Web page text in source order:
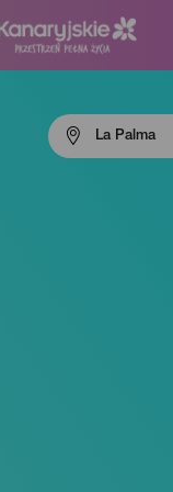
La Palma